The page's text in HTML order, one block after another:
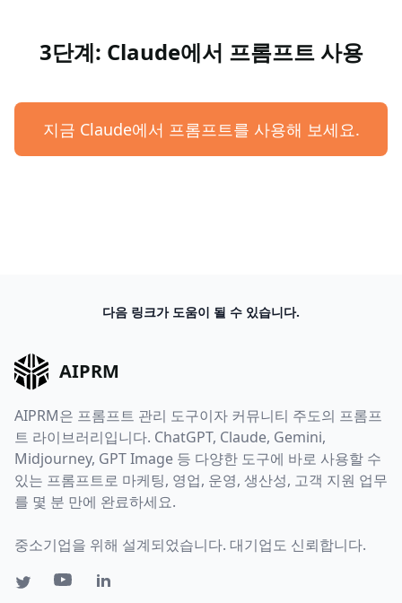
3단계: Claude에서 프롬프트 사용
지금 Claude에서 프롬프트를 사용해 보세요.
다음 링크가 도움이 될 수 있습니다.
AIPRM
AIPRM은 프롬프트 관리 도구이자 커뮤니티 주도의 프롬프
트 라이브러리입니다. ChatGPT, Claude, Gemini,
Midjourney, GPT Image 등 다양한 도구에 바로 사용할 수
있는 프롬프트로 마케팅, 영업, 운영, 생산성, 고객 지원 업무
를 몇 분 만에 완료하세요.
중소기업을 위해 설계되었습니다. 대기업도 신뢰합니다.